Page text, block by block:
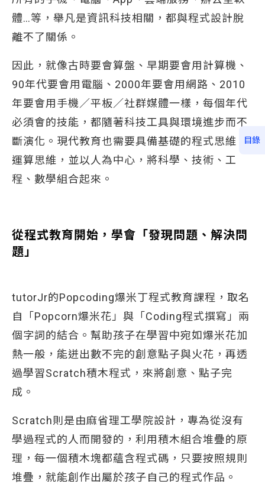
體…等，舉凡是資訊科技相關，都與程式設計脫
離不了關係。
因此，就像古時要會算盤、早期要會用計算機、
90年代要會用電腦、2000年要會用網路、2010
年要會用手機／平板／社群媒體一樣，每個年代
必須會的技能，都隨著科技工具與環境進步而不
斷演化。現代教育也需要具備基礎的程式思維、
運算思維，並以人為中心，將科學、技術、工
程、數學組合起來。
從程式教育開始，學會「發現問題、解決問
題」
tutorJr的Popcoding爆米丁程式教育課程，取名
自「Popcorn爆米花」與「Coding程式撰寫」兩
個字詞的結合。幫助孩子在學習中宛如爆米花加
熱一般，能迸出數不完的創意點子與火花，再透
過學習Scratch積木程式，來將創意、點子完
成。
Scratch則是由麻省理工學院設計，專為從沒有
學過程式的人而開發的，利用積木組合堆疊的原
理，每一個積木塊都蘊含程式碼，只要按照規則
堆疊，就能創作出屬於孩子自己的程式作品。
目錄